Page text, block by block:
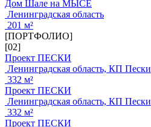
Дом Шале на МЫСЕ
Ленинградская область
201 м²
[ПОРТФОЛИО]
[02]
Проект ПЕСКИ
Ленинградская область, КП Пески
332 м²
Проект ПЕСКИ
Ленинградская область, КП Пески
332 м²
Проект ПЕСКИ